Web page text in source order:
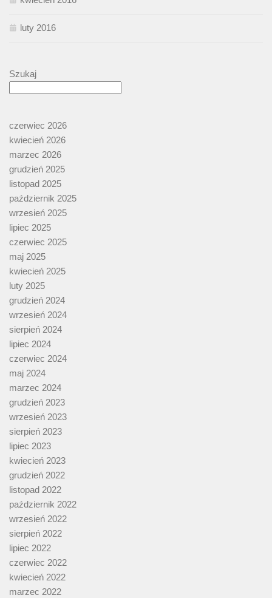
luty 2016
Szukaj
czerwiec 2026
kwiecień 2026
marzec 2026
grudzień 2025
listopad 2025
październik 2025
wrzesień 2025
lipiec 2025
czerwiec 2025
maj 2025
kwiecień 2025
luty 2025
grudzień 2024
wrzesień 2024
sierpień 2024
lipiec 2024
czerwiec 2024
maj 2024
marzec 2024
grudzień 2023
wrzesień 2023
sierpień 2023
lipiec 2023
kwiecień 2023
grudzień 2022
listopad 2022
październik 2022
wrzesień 2022
sierpień 2022
lipiec 2022
czerwiec 2022
kwiecień 2022
marzec 2022